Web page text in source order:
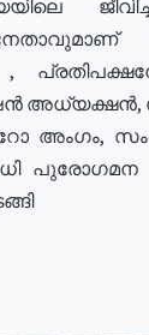
അധ്യക്ഷൻ,
അംഗം,